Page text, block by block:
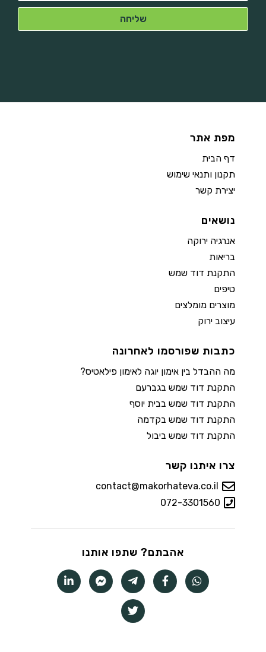
מפת אתר
דף הבית
תקנון ותנאי שימוש
יצירת קשר
נושאים
אנרגיה ירוקה
בריאות
התקנת דוד שמש
טיפים
מוצרים מומלצים
עיצוב ירוק
כתבות שפורסמו לאחרונה
מה ההבדל בין אימון יוגה לאימון פילאטיס?
התקנת דוד שמש בגברעם
התקנת דוד שמש בבית יוסף
התקנת דוד שמש בקדמה
התקנת דוד שמש ביבול
צרו איתנו קשר
contact@makorhateva.co.il
072-3301560
אהבתם? שתפו אותנו